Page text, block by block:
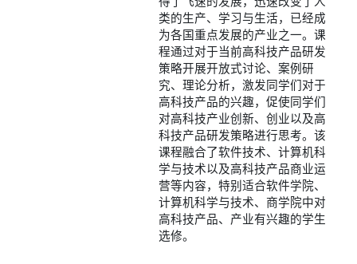
类的生产、学习与生活，已经成
为各国重点发展的产业之一。课
程通过对于当前高科技产品研发
策略开展开放式讨论、案例研
究、理论分析，激发同学们对于
高科技产品的兴趣，促使同学们
对高科技产业创新、创业以及高
科技产品研发策略进行思考。该
课程融合了软件技术、计算机科
学与技术以及高科技产品商业运
营等内容，特别适合软件学院、
计算机科学与技术、商学院中对
高科技产品、产业有兴趣的学生
选修。